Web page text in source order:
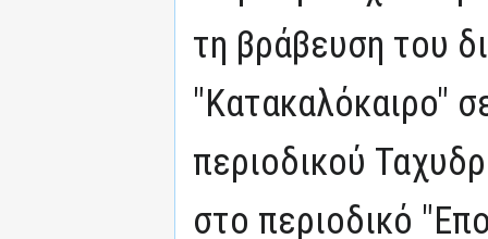
τη βράβευση του
"Κατακαλόκαιρο"
περιοδικού
στο περιοδικό